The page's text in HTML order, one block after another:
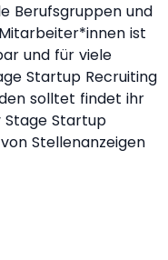
Berufsgruppen und
ist
und für viele
Startup Recruiting
solltet findet ihr
Stage Startup
Stellenanzeigen